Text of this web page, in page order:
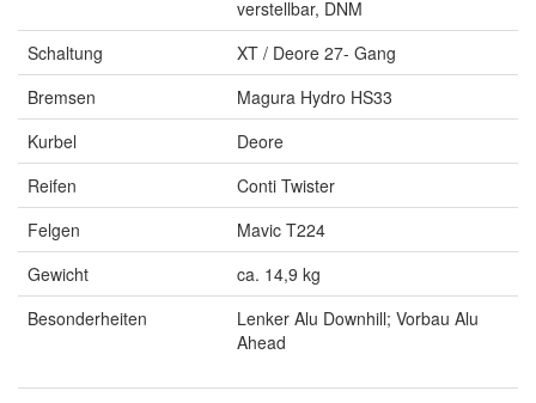
verstellbar, DNM
Schaltung
XT / Deore 27- Gang
Bremsen
Magura Hydro HS33
Kurbel
Deore
Reifen
Conti Twister
Felgen
Mavic T224
Gewicht
ca. 14,9 kg
Besonderheiten
Lenker Alu Downhill; Vorbau Alu
Ahead